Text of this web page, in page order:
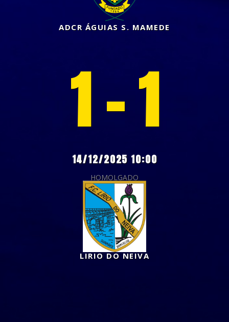
ADCR ÁGUIAS S. MAMEDE
1 - 1
14/12/2025 10:00
HOMOLGADO
LIRIO DO NEIVA